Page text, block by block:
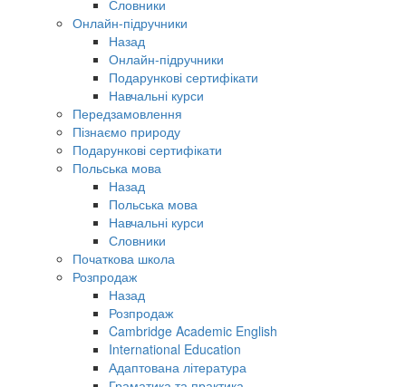
Словники
Онлайн-підручники
Назад
Онлайн-підручники
Подарункові сертифікати
Навчальні курси
Передзамовлення
Пізнаємо природу
Подарункові сертифікати
Польська мова
Назад
Польська мова
Навчальні курси
Словники
Початкова школа
Розпродаж
Назад
Розпродаж
Cambridge Academic English
International Education
Адаптована література